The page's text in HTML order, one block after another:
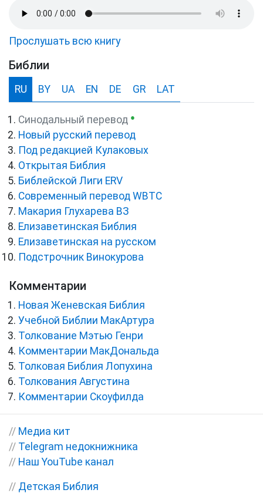
Прослушать всю книгу
Библии
RU BY UA EN DE GR LAT
Синодальный перевод ●
Новый русский перевод
Под редакцией Кулаковых
Открытая Библия
Библейской Лиги ERV
Cовременный перевод WBTC
Макария Глухарева ВЗ
Елизаветинская Библия
Елизаветинская на русском
Подстрочник Винокурова
Комментарии
Новая Женевская Библия
Учебной Библии МакАртура
Толкование Мэтью Генри
Комментарии МакДональда
Толковая Библия Лопухина
Толкования Августина
Комментарии Скоуфилда
// Медиа кит
// Telegram недокнижника
// Наш YouTube канал
// Детская Библия